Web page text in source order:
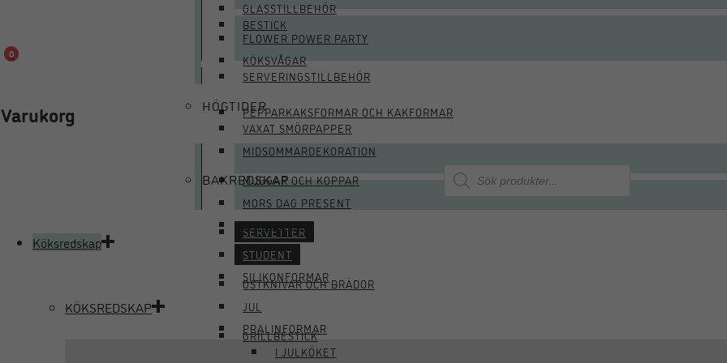
BESTICK
SERVERINGSTILLBEHÖR
VAXAT SMÖRPAPPER
MUGGAR OCH KOPPAR
SERVETTER
OSTKNIVAR OCH BRÄDOR
GRILLBESTICK
GLASSTILLBEHÖR
KÖKSVÅGAR
PEPPARKAKSFORMAR OCH KAKFORMAR
BAKREDSKAP
BAKREDSKAP
SILIKONFORMAR
PRALINFORMAR
FLOWER POWER PARTY
HÖGTIDER
MIDSOMMARDEKORATION
MORS DAG PRESENT
STUDENT
JUL
I JULKÖKET
0
Varukorg
Produktsökning
Köksredskap
KÖKSREDSKAP